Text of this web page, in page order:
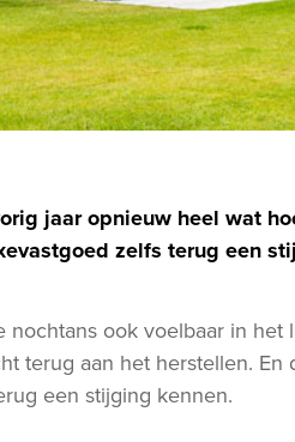
jaar opnieuw heel wat
zelfs terug een
ook voelbaar in het
terug aan het herstellen. En
een stijging kennen.